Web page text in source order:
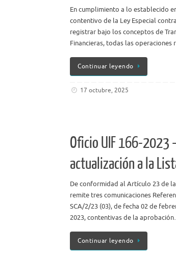
En cumplimiento a lo establecido
contentivo de la Ley Especial
registrar bajo los conceptos de
Financieras, todas las
Continuar leyendo
17 octubre, 2025
Oficio UIF 166-2023
actualización a la
De conformidad al Artículo 23 de
remite tres comunicaciones
SCA/2/23 (03), de fecha 02 de
2023, contentivas de la
Continuar leyendo